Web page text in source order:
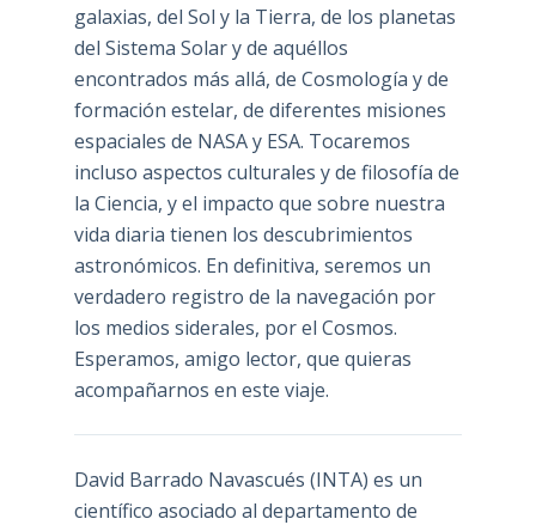
galaxias, del Sol y la Tierra, de los planetas
del Sistema Solar y de aquéllos
encontrados más allá, de Cosmología y de
formación estelar, de diferentes misiones
espaciales de NASA y ESA. Tocaremos
incluso aspectos culturales y de filosofía de
la Ciencia, y el impacto que sobre nuestra
vida diaria tienen los descubrimientos
astronómicos. En definitiva, seremos un
verdadero registro de la navegación por
los medios siderales, por el Cosmos.
Esperamos, amigo lector, que quieras
acompañarnos en este viaje.
David Barrado Navascués (INTA) es un
científico asociado al departamento de